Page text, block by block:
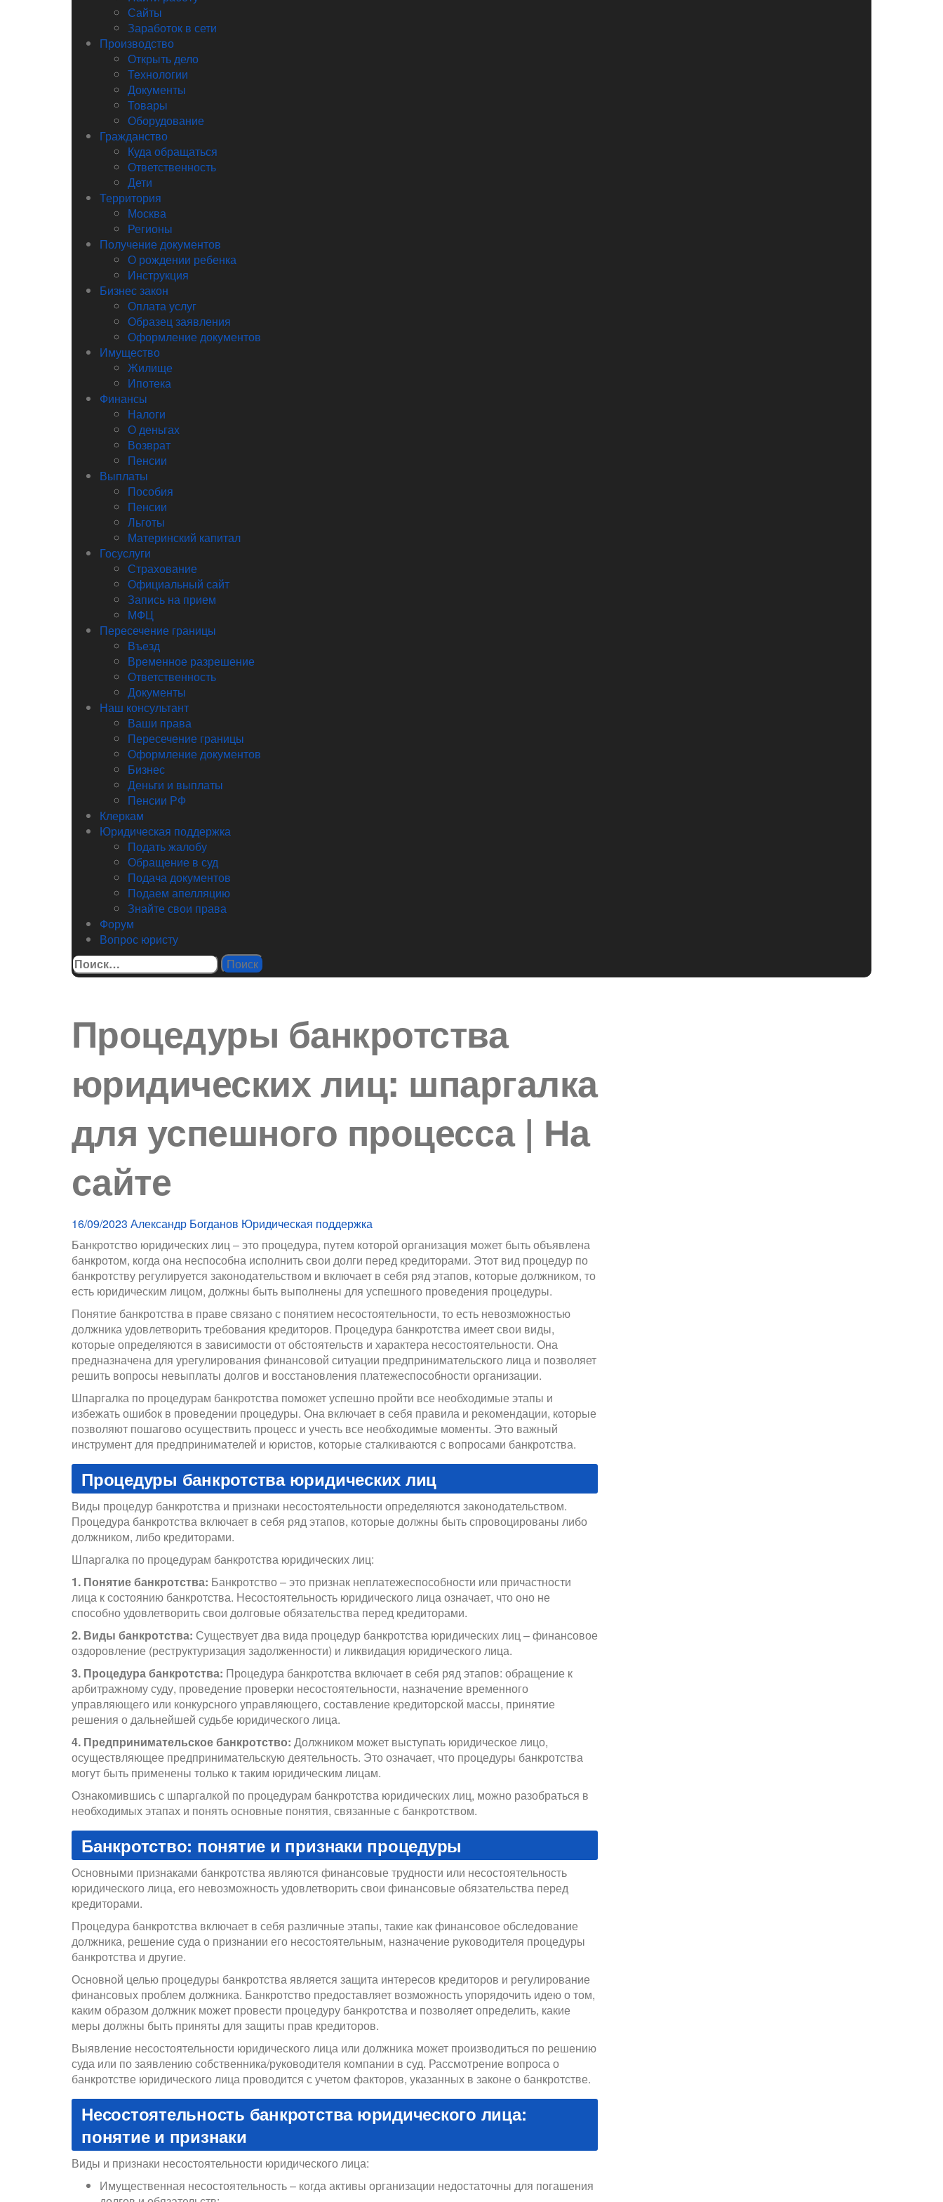
Сайты
Заработок в сети
Производство
Открыть дело
Технологии
Документы
Товары
Оборудование
Гражданство
Куда обращаться
Ответственность
Дети
Территория
Москва
Регионы
Получение документов
О рождении ребенка
Инструкция
Бизнес закон
Оплата услуг
Образец заявления
Оформление документов
Имущество
Жилище
Ипотека
Финансы
Налоги
О деньгах
Возврат
Пенсии
Выплаты
Пособия
Пенсии
Льготы
Материнский капитал
Госуслуги
Страхование
Официальный сайт
Запись на прием
МФЦ
Пересечение границы
Въезд
Временное разрешение
Ответственность
Документы
Наш консультант
Ваши права
Пересечение границы
Оформление документов
Бизнес
Деньги и выплаты
Пенсии РФ
Клеркам
Юридическая поддержка
Подать жалобу
Обращение в суд
Подача документов
Подаем апелляцию
Знайте свои права
Форум
Вопрос юристу
Найти:
Процедуры банкротства
юридических лиц: шпаргалка
для успешного процесса | На
сайте
16/09/2023 Александр Богданов Юридическая поддержка
Банкротство юридических лиц – это процедура, путем которой организация может быть объявлена
банкротом, когда она неспособна исполнить свои долги перед кредиторами. Этот вид процедур по
банкротству регулируется законодательством и включает в себя ряд этапов, которые должником, то
есть юридическим лицом, должны быть выполнены для успешного проведения процедуры.
Понятие банкротства в праве связано с понятием несостоятельности, то есть невозможностью
должника удовлетворить требования кредиторов. Процедура банкротства имеет свои виды,
которые определяются в зависимости от обстоятельств и характера несостоятельности. Она
предназначена для урегулирования финансовой ситуации предпринимательского лица и позволяет
решить вопросы невыплаты долгов и восстановления платежеспособности организации.
Шпаргалка по процедурам банкротства поможет успешно пройти все необходимые этапы и
избежать ошибок в проведении процедуры. Она включает в себя правила и рекомендации, которые
позволяют пошагово осуществить процесс и учесть все необходимые моменты. Это важный
инструмент для предпринимателей и юристов, которые сталкиваются с вопросами банкротства.
Процедуры банкротства юридических лиц
Виды процедур банкротства и признаки несостоятельности определяются законодательством.
Процедура банкротства включает в себя ряд этапов, которые должны быть спровоцированы либо
должником, либо кредиторами.
Шпаргалка по процедурам банкротства юридических лиц:
1. Понятие банкротства: Банкротство – это признак неплатежеспособности или причастности
лица к состоянию банкротства. Несостоятельность юридического лица означает, что оно не
способно удовлетворить свои долговые обязательства перед кредиторами.
2. Виды банкротства: Существует два вида процедур банкротства юридических лиц – финансовое
оздоровление (реструктуризация задолженности) и ликвидация юридического лица.
3. Процедура банкротства: Процедура банкротства включает в себя ряд этапов: обращение к
арбитражному суду, проведение проверки несостоятельности, назначение временного
управляющего или конкурсного управляющего, составление кредиторской массы, принятие
решения о дальнейшей судьбе юридического лица.
4. Предпринимательское банкротство: Должником может выступать юридическое лицо,
осуществляющее предпринимательскую деятельность. Это означает, что процедуры банкротства
могут быть применены только к таким юридическим лицам.
Ознакомившись с шпаргалкой по процедурам банкротства юридических лиц, можно разобраться в
необходимых этапах и понять основные понятия, связанные с банкротством.
Банкротство: понятие и признаки процедуры
Основными признаками банкротства являются финансовые трудности или несостоятельность
юридического лица, его невозможность удовлетворить свои финансовые обязательства перед
кредиторами.
Процедура банкротства включает в себя различные этапы, такие как финансовое обследование
должника, решение суда о признании его несостоятельным, назначение руководителя процедуры
банкротства и другие.
Основной целью процедуры банкротства является защита интересов кредиторов и регулирование
финансовых проблем должника. Банкротство предоставляет возможность упорядочить идею о том,
каким образом должник может провести процедуру банкротства и позволяет определить, какие
меры должны быть приняты для защиты прав кредиторов.
Выявление несостоятельности юридического лица или должника может производиться по решению
суда или по заявлению собственника/руководителя компании в суд. Рассмотрение вопроса о
банкротстве юридического лица проводится с учетом факторов, указанных в законе о банкротстве.
Несостоятельность банкротства юридического лица:
понятие и признаки
Виды и признаки несостоятельности юридического лица:
Имущественная несостоятельность – когда активы организации недостаточны для погашения